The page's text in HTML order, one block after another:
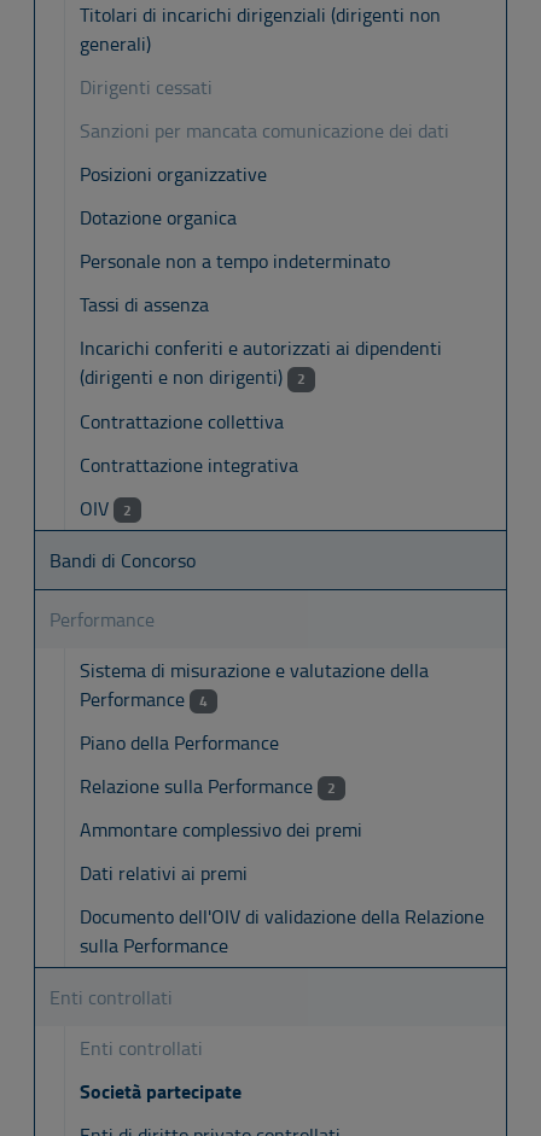
Titolari di incarichi dirigenziali (dirigenti non
generali)
Dirigenti cessati
Sanzioni per mancata comunicazione dei dati
Posizioni organizzative
Dotazione organica
Personale non a tempo indeterminato
Tassi di assenza
Incarichi conferiti e autorizzati ai dipendenti
(dirigenti e non dirigenti)
2
Contrattazione collettiva
Contrattazione integrativa
OIV
2
Bandi di Concorso
Performance
Sistema di misurazione e valutazione della
Performance
4
Piano della Performance
Relazione sulla Performance
2
Ammontare complessivo dei premi
Dati relativi ai premi
Documento dell'OIV di validazione della Relazione
sulla Performance
Enti controllati
Enti controllati
Società partecipate